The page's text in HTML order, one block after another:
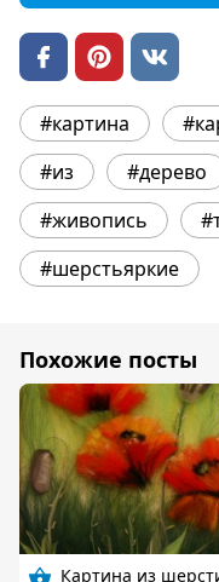
#картина
#из
#дерево
#живопись
#шерстьяркие
Похожие посты